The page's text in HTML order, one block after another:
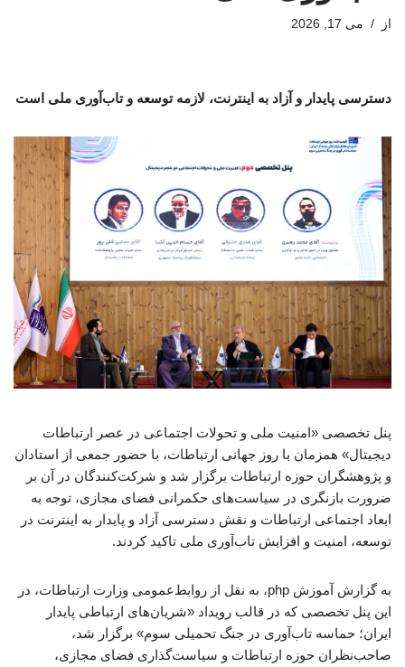
از می 17, 2026
دسترسی پایدار و آزاد به اینترنت، لازمه توسعه و تاب‌آوری ملی است
پنل تخصصی «امنیت ملی و تحولات اجتماعی در عصر ارتباطات
دیجیتال» همزمان با روز جهانی ارتباطات، با حضور جمعی از استادان
و پژوهشگران حوزه ارتباطات برگزار شد و شرکت‌کنندگان در آن بر
ضرورت بازنگری در سیاست‌های حکمرانی فضای مجازی، توجه به
ابعاد اجتماعی ارتباطات و نقش دسترسی آزاد و پایدار به اینترنت در
توسعه، امنیت و افزایش تاب‌آوری ملی تاکید کردند.
به گزارش آموزش php، به نقل از روابط‌عمومی وزارت ارتباطات، در
این پنل تخصصی که در قالب رویداد «شریان‌های ارتباطی پایدار
ایران؛ حماسه تاب‌آوری در جنگ تحمیلی سوم» برگزار شد،
صاحب‌نظران حوزه ارتباطات و سیاست‌گذاری فضای مجازی،